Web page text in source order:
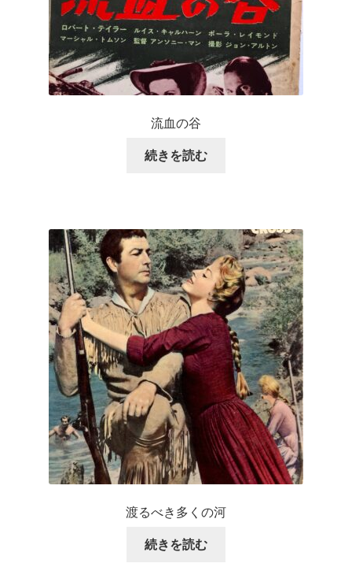
流血の谷
続きを読む
渡るべき多くの河
続きを読む